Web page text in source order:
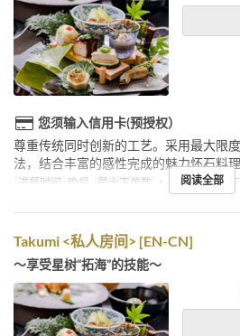
您须输入信用卡(预授权）
尊重传统同时创新的工艺。采用最大限
法，结合丰富的感性完成的魅力怀石料
进餐时间 晚餐 最大下单数 1 ~ 座位类别
阅读全部
Takumi <私人房间> [EN-CN]
～享受星树“拓海”的技能～